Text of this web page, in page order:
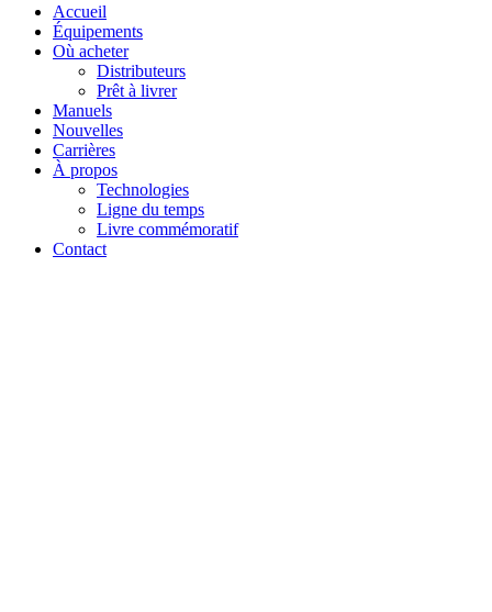
Accueil
Équipements
Où acheter
Distributeurs
Prêt à livrer
Manuels
Nouvelles
Carrières
À propos
Technologies
Ligne du temps
Livre commémoratif
Contact